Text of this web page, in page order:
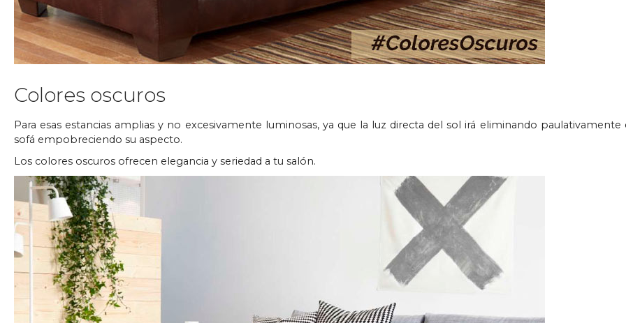
Colores oscuros
Para esas estancias amplias y no excesivamente luminosas, ya que la luz directa del sol irá eliminando
sofá empobreciendo su aspecto.
Los colores oscuros ofrecen elegancia y seriedad a tu salón.